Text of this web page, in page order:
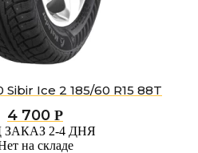
Ice 2 185/60 R15 88T
4 700 Р
2-4 ДНЯ
на складе